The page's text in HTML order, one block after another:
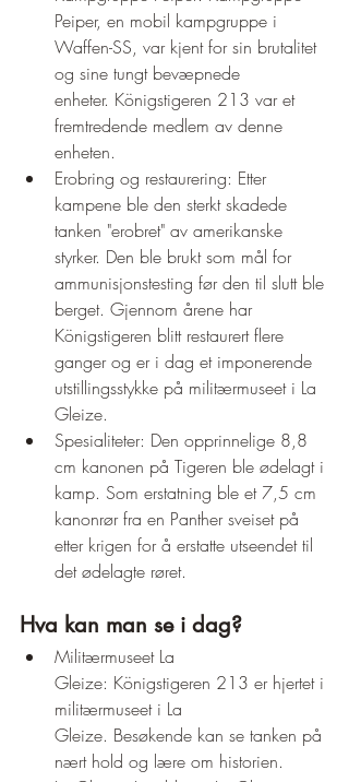
Peiper, en mobil kampgruppe i
Waffen-SS, var kjent for sin brutalitet
og sine tungt bevæpnede
enheter. Königstigeren 213 var et
fremtredende medlem av denne
enheten.
Erobring og restaurering: Etter
kampene ble den sterkt skadede
tanken "erobret" av amerikanske
styrker. Den ble brukt som mål for
ammunisjonstesting før den til slutt ble
berget. Gjennom årene har
Königstigeren blitt restaurert flere
ganger og er i dag et imponerende
utstillingsstykke på militærmuseet i La
Gleize.
Spesialiteter: Den opprinnelige 8,8
cm kanonen på Tigeren ble ødelagt i
kamp. Som erstatning ble et 7,5 cm
kanonrør fra en Panther sveiset på
etter krigen for å erstatte utseendet til
det ødelagte røret.
Hva kan man se i dag?
Militærmuseet La
Gleize: Königstigeren 213 er hjertet i
militærmuseet i La
Gleize. Besøkende kan se tanken på
nært hold og lære om historien.